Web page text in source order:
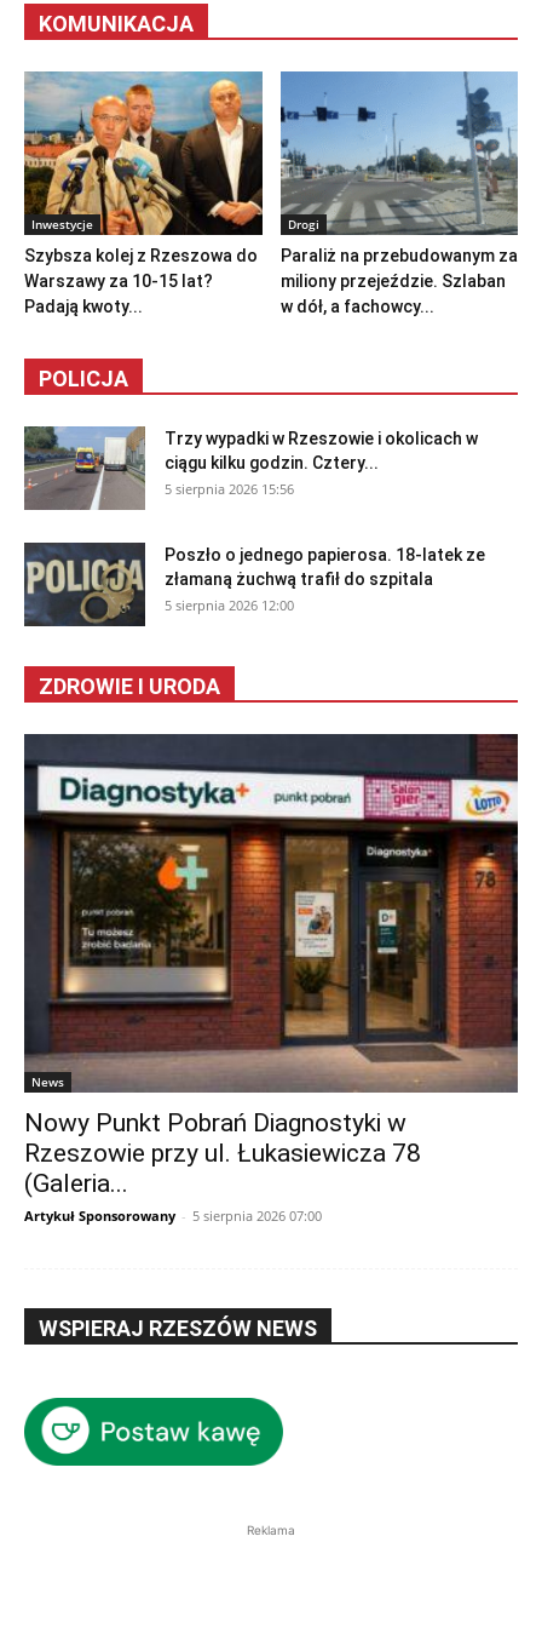
KOMUNIKACJA
Inwestycje
Szybsza kolej z Rzeszowa do
Warszawy za 10-15 lat?
Padają kwoty...
Drogi
Paraliż na przebudowanym za
miliony przejeździe. Szlaban
w dół, a fachowcy...
POLICJA
Trzy wypadki w Rzeszowie i okolicach w
ciągu kilku godzin. Cztery...
5 sierpnia 2026 15:56
Poszło o jednego papierosa. 18-latek ze
złamaną żuchwą trafił do szpitala
5 sierpnia 2026 12:00
ZDROWIE I URODA
News
Nowy Punkt Pobrań Diagnostyki w
Rzeszowie przy ul. Łukasiewicza 78
(Galeria...
Artykuł Sponsorowany - 5 sierpnia 2026 07:00
WSPIERAJ RZESZÓW NEWS
Reklama